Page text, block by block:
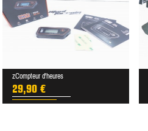
zCompteur d'heures
29,90 €